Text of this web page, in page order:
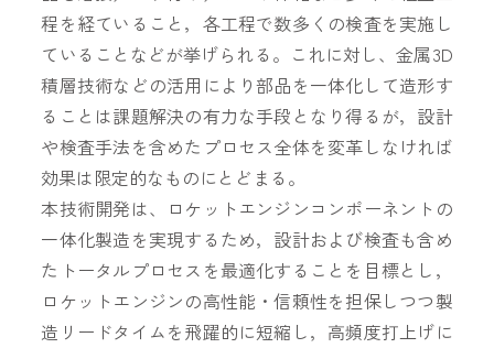
程を経ていること，各工程で数多くの検査を実施し
ていることなどが挙げられる。これに対し、金属3D
積層技術などの活用により部品を一体化して造形す
ることは課題解決の有力な手段となり得るが，設計
や検査手法を含めたプロセス全体を変革しなければ
効果は限定的なものにとどまる。
本技術開発は、ロケットエンジンコンポーネントの
一体化製造を実現するため，設計および検査も含め
たトータルプロセスを最適化することを目標とし，
ロケットエンジンの高性能・信頼性を担保しつつ製
造リードタイムを飛躍的に短縮し，高頻度打上げに